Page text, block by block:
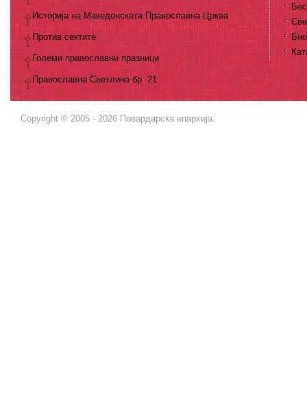
Историја на Македонската Православна Црква
Против сектите
Големи православни празници
Православна Светлина бр. 21
Copyright © 2005 - 2026 Повардарска епархија.